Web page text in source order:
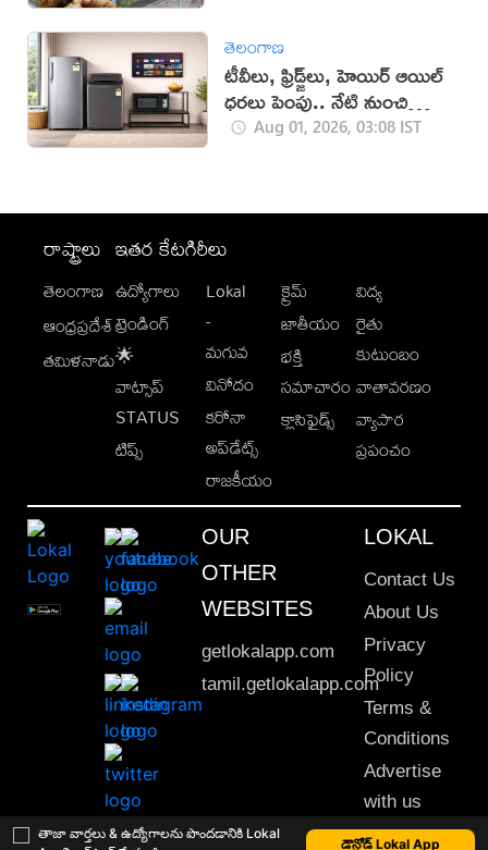
తాజా వార్తలు & ఉద్యోగాలను పొందడానికి Lokal
డౌన్లోడ్ Lokal App
తెలంగాణ
టీవీలు, ఫ్రిడ్జ్‌లు, హెయిర్ ఆయిల్
ధరలు పెంపు.. నేటి నుంచి
అమల్లోకి!
Aug 01, 2026, 03:08 IST
రాష్ట్రాలు
తెలంగాణ
ఆంధ్రప్రదేశ్
తమిళనాడు
ఇతర కేటగిరీలు
ఉద్యోగాలు
ట్రెండింగ్
🌟
వాట్సాప్
STATUS
టిప్స్
Lokal
-
మగువ
వినోదం
కరోనా
అప్‌డేట్స్
రాజకీయం
క్రైమ్
జాతీయం
భక్తి
సమాచారం
క్లాసిఫైడ్స్
విద్య
రైతు
కుటుంబం
వాతావరణం
వ్యాపార
ప్రపంచం
OUR
OTHER
WEBSITES
getlokalapp.com
tamil.getlokalapp.com
LOKAL
Contact Us
About Us
Privacy
Policy
Terms &
Conditions
Advertise
with us
Sitemap